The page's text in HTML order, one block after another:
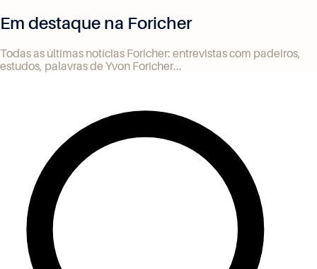
Em destaque na Foricher
Todas as últimas notícias Foricher: entrevistas com padeiros,
estudos, palavras de Yvon Foricher...